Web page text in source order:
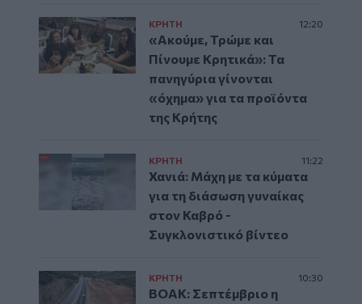
ΚΡΗΤΗ 12:20
«Ακούμε, Τρώμε και
Πίνουμε Κρητικά»: Τα
πανηγύρια γίνονται
«όχημα» για τα προϊόντα
της Κρήτης
ΚΡΗΤΗ 11:22
Χανιά: Μάχη με τα κύματα
για τη διάσωση γυναίκας
στον Καβρό -
Συγκλονιστικό βίντεο
ΚΡΗΤΗ 10:30
ΒΟΑΚ: Σεπτέμβριο η